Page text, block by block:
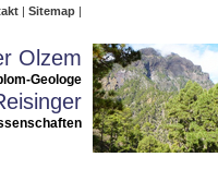
Sitemap
Olzem
Geologe